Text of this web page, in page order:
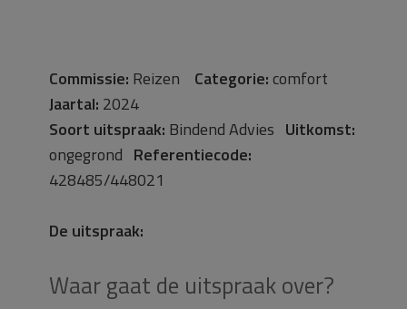
Commissie: Reizen Categorie:comfort
Jaartal: 2024
Soort uitspraak: Bindend Advies Uitkomst:
ongegrond Referentiecode:
428485/448021
De uitspraak:
Waar gaat de uitspraak over?